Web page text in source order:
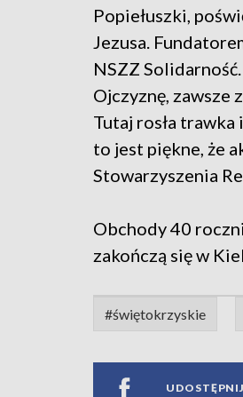
Popiełuszki,
Jezusa.
NSZZ
Ojczyznę, zawsze
Tutaj rosła trawka
to jest piękne, że
Stowarzyszenia
Obchody 40
zakończą się w
#świętokrzyskie